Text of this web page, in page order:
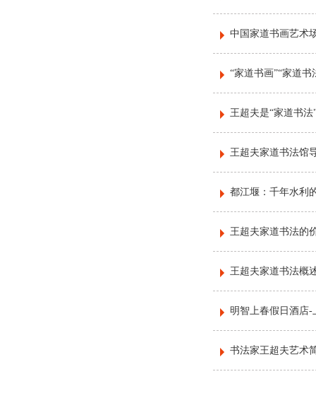
中国家道书画艺术
“家道书画”“家道
王超夫是“家道书
王超夫家道书法馆
都江堰：千年水利
王超夫家道书法的
王超夫家道书法概
明智上春假日酒店-
书法家王超夫艺术